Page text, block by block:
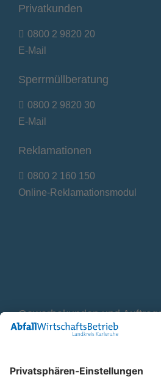
Privatkunden
0800 2 9820 20
E-Mail
Sperrmüllberatung
0800 2 9820 30
E-Mail
Reklamationen
0800 2 160 150
Online-Reklamationsmodul
Gewerbekunden und
Container
E-Mail